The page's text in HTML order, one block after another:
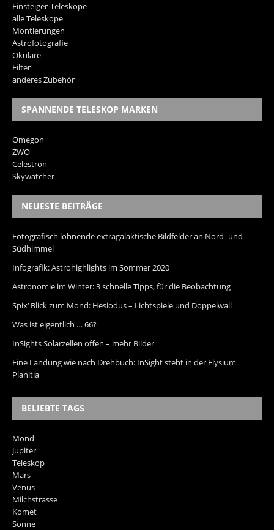
Einsteiger-Teleskope
alle Teleskope
Montierungen
Astrofotografie
Okulare
Filter
anderes Zubehör
SPANNENDE TELESKOP MARKEN
Omegon
ZWO
Celestron
Skywatcher
NEUESTE BEITRÄGE
Fotografisch lohnende extragalaktische Bildfelder an Nord- und
Südhimmel
Infografik: Astrohighlights im Sommer 2020
Astronomie im Winter: 3 schnelle Tipps, für die Beobachtung
Spix‘ Blick zum Mond: Hesiodus – Lichtspiele und Doppelwall
Was ist eigentlich … 66?
InSights Solarzellen offen – mehr Bilder
Eine Landung wie nach Drehbuch: InSight steht in der Elysium
Planitia
BELIEBTE TAGS
Mond
Jupiter
Teleskop
Mars
Venus
Milchstrasse
Komet
Sonne